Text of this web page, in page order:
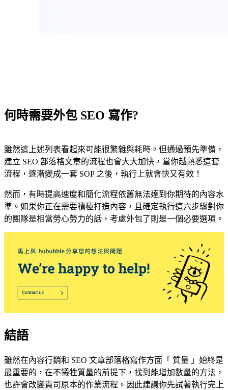
何時需要外包 SEO 寫作?
雖然這上述列表看起來可能很繁雜與耗時。但通過預先準備，
建立 SEO 部落格文章的流程也會大大加快，當你越熟悉這套
流程，逐漸變成一套 SOP 之後，執行上就會快又有效！
然而，有時提高速度和簡化流程依舊無法達到你期待的內容水
準。如果你正在需要積極打造內容，且確定執行這六步驟對你
的團隊是相當勞心勞力的話，考慮外包了則是一個必要選項。
結語
雖然在內容行銷和 SEO 文章部落格寫作方面「 質量 」始終是
最重要的，在不犧牲質量的前提下，找到能增加數量的方法，
也許會改變貴司原本的作業流程。因此建議你先試著執行完上